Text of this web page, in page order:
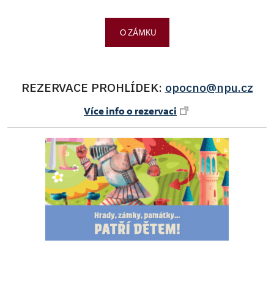
O ZÁMKU
REZERVACE PROHLÍDEK: opocno@npu.cz
Více info o rezervaci